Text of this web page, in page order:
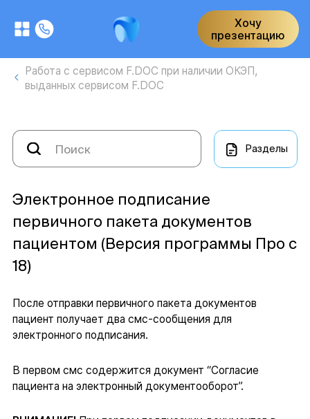
Хочу
презентацию
Работа с сервисом F.DOC при наличии ОКЭП,
выданных сервисом F.DOC
Разделы
Электронное подписание
первичного пакета документов
пациентом (Версия программы Про с
18)
После отправки первичного пакета документов
пациент получает два смс-сообщения для
электронного подписания.
В первом смс содержится документ “Согласие
пациента на электронный документооборот”.